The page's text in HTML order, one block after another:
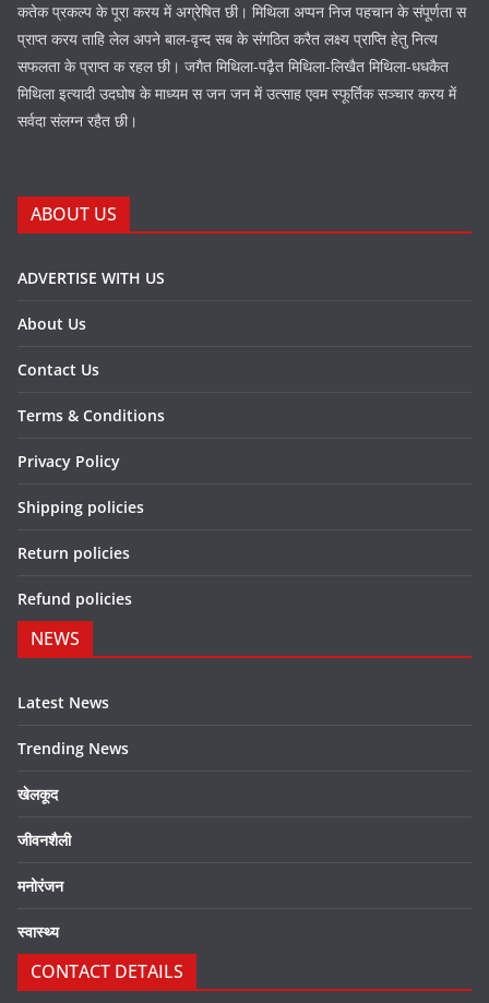
कतेक प्रकल्प के पूरा करय में अग्रेषित छी। मिथिला अप्पन निज पहचान के संपूर्णता स
प्राप्त करय ताहि लेल अपने बाल-वृन्द सब के संगठित करैत लक्ष्य प्राप्ति हेतु नित्य
सफलता के प्राप्त क रहल छी। जगैत मिथिला-पढ़ैत मिथिला-लिखैत मिथिला-धधकैत
मिथिला इत्यादी उदघोष के माध्यम स जन जन में उत्साह एवम स्फूर्तिक सञ्चार करय में
सर्वदा संलग्न रहैत छी।
ABOUT US
ADVERTISE WITH US
About Us
Contact Us
Terms & Conditions
Privacy Policy
Shipping policies
Return policies
Refund policies
NEWS
Latest News
Trending News
खेलकूद
जीवनशैली
मनोरंजन
स्वास्थ्य
CONTACT DETAILS